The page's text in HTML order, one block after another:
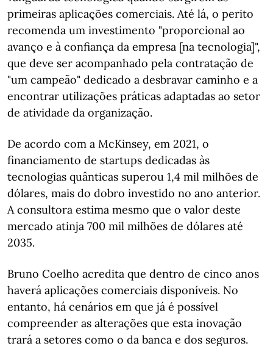
primeiras aplicações comerciais. Até lá, o perito
recomenda um investimento "proporcional ao
avanço e à confiança da empresa [na tecnologia]",
que deve ser acompanhado pela contratação de
"um campeão" dedicado a desbravar caminho e a
encontrar utilizações práticas adaptadas ao setor
de atividade da organização.
De acordo com a McKinsey, em 2021, o
financiamento de startups dedicadas às
tecnologias quânticas superou 1,4 mil milhões de
dólares, mais do dobro investido no ano anterior.
A consultora estima mesmo que o valor deste
mercado atinja 700 mil milhões de dólares até
2035.
Bruno Coelho acredita que dentro de cinco anos
haverá aplicações comerciais disponíveis. No
entanto, há cenários em que já é possível
compreender as alterações que esta inovação
trará a setores como o da banca e dos seguros.